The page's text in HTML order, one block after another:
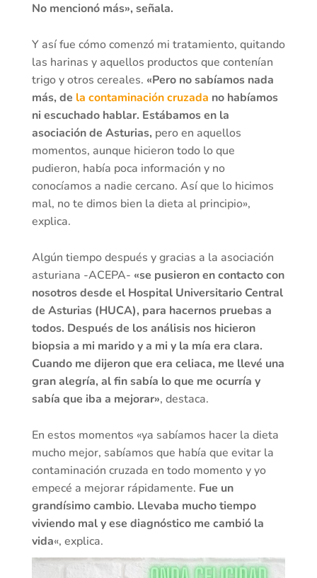
No mencionó más», señala.
Y así fue cómo comenzó mi tratamiento, quitando
las harinas y aquellos productos que contenían
trigo y otros cereales. «Pero no sabíamos nada
más, de la contaminación cruzada no habíamos
ni escuchado hablar. Estábamos en la
asociación de Asturias, pero en aquellos
momentos, aunque hicieron todo lo que
pudieron, había poca información y no
conocíamos a nadie cercano. Así que lo hicimos
mal, no te dimos bien la dieta al principio»,
explica.
Algún tiempo después y gracias a la asociación
asturiana -ACEPA- «se pusieron en contacto con
nosotros desde el Hospital Universitario Central
de Asturias (HUCA), para hacernos pruebas a
todos. Después de los análisis nos hicieron
biopsia a mi marido y a mi y la mía era clara.
Cuando me dijeron que era celiaca, me llevé una
gran alegría, al fin sabía lo que me ocurría y
sabía que iba a mejorar», destaca.
En estos momentos «ya sabíamos hacer la dieta
mucho mejor, sabíamos que había que evitar la
contaminación cruzada en todo momento y yo
empecé a mejorar rápidamente. Fue un
grandísimo cambio. Llevaba mucho tiempo
viviendo mal y ese diagnóstico me cambió la
vida«, explica.